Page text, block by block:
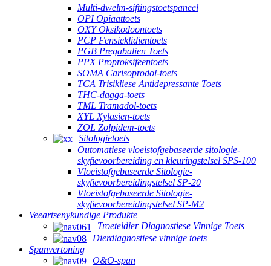
Multi-dwelm-siftingstoetspaneel
OPI Opiaattoets
OXY Oksikodoontoets
PCP Fensieklidientoets
PGB Pregabalien Toets
PPX Proproksifeentoets
SOMA Carisoprodol-toets
TCA Trisikliese Antidepressante Toets
THC-dagga-toets
TML Tramadol-toets
XYL Xylasien-toets
ZOL Zolpidem-toets
Sitologietoets
Outomatiese vloeistofgebaseerde sitologie-
skyfievoorbereiding en kleuringstelsel SPS-100
Vloeistofgebaseerde Sitologie-
skyfievoorbereidingstelsel SP-20
Vloeistofgebaseerde Sitologie-
skyfievoorbereidingstelsel SP-M2
Veeartsenykundige Produkte
Troeteldier Diagnostiese Vinnige Toets
Dierdiagnostiese vinnige toets
Spanvertoning
O&O-span